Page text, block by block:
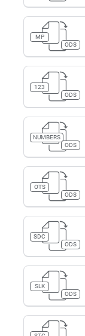
MP
ODS
123
ODS
NUMBERS
ODS
OTS
ODS
SDC
ODS
SLK
ODS